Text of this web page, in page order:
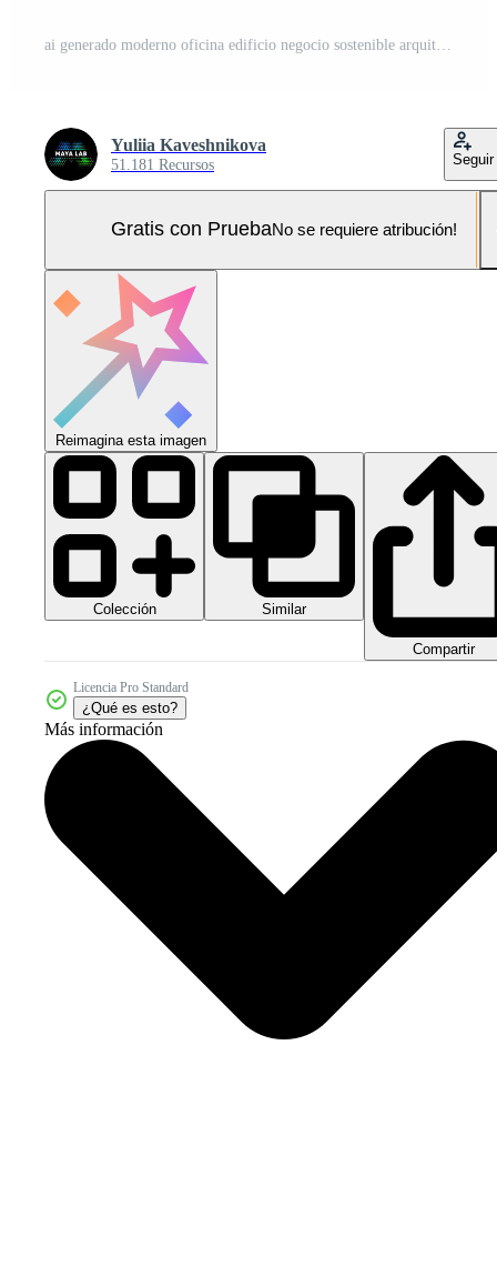
Yuliia Kaveshnikova
51.181 Recursos Seguir
Gratis con PruebaNo se requiere atribución!
Reimagina esta imagen
Colección Similar
Compartir
Licencia Pro Standard
¿Qué es esto?
Más información